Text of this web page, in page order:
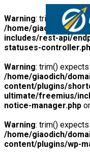
Warning: trim()
/home/giaodich/
includes/rest-api/
statuses-
Warning: trim()
/home/giaodich/
content/plugins/
ultimate/freemius/
notice-manager.php
Warning: trim()
/home/giaodich/
content/plugins/wp-